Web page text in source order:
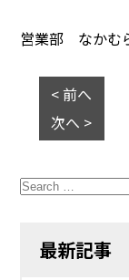
営業部 なかむ
< 前へ
次へ >
Search
for:
最新記事